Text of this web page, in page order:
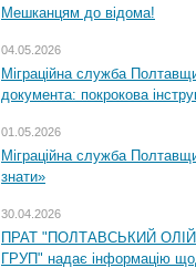
Мешканцям до відома!
04.05.2026
Міграційна служба
документа: покрокова
01.05.2026
Міграційна служба
знати»
30.04.2026
ПРАТ "ПОЛТАВСЬКИЙ
ГРУП" надає інформацію